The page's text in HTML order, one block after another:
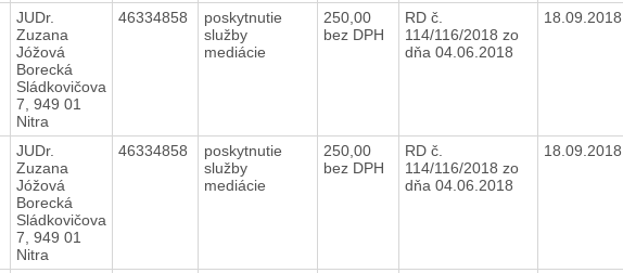
JUDr.
Zuzana
Jóžová
Borecká
Sládkovičova
7, 949 01
Nitra
46334858
poskytnutie
služby
mediácie
250,00
bez DPH
RD č.
114/116/2018 zo
dňa 04.06.2018
18.09.2018
JUDr.
Zuzana
Jóžová
Borecká
Sládkovičova
7, 949 01
Nitra
46334858
poskytnutie
služby
mediácie
250,00
bez DPH
RD č.
114/116/2018 zo
dňa 04.06.2018
18.09.2018